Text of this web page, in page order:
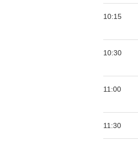
10:15
10:30
11:00
11:30